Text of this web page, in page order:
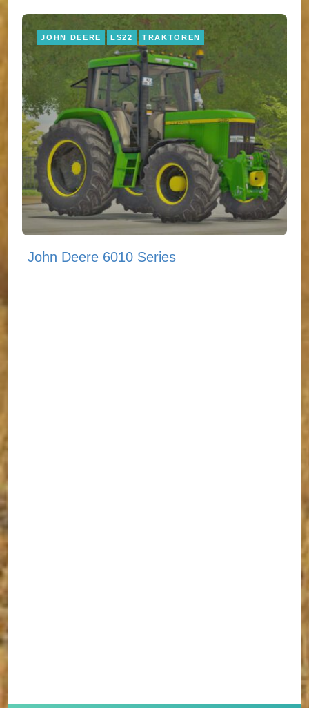
JOHN DEERE LS22 TRAKTOREN
John Deere 6010 Series